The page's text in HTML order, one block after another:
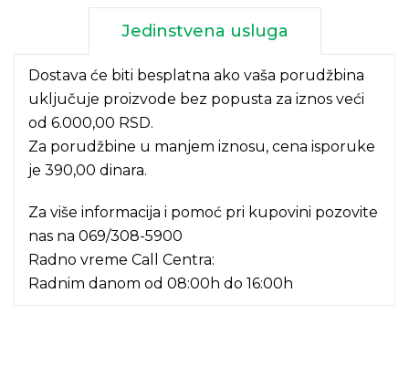
Jedinstvena usluga
Dostava će biti besplatna ako vaša porudžbina
uključuje proizvode bez popusta za iznos veći
od 6.000,00 RSD.
Za porudžbine u manjem iznosu, cena isporuke
je 390,00 dinara.
Za više informacija i pomoć pri kupovini pozovite
nas na 069/308-5900
Radno vreme Call Centra:
Radnim danom od 08:00h do 16:00h